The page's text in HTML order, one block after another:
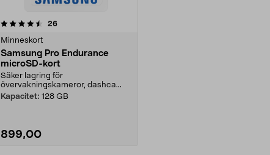
26recensioner
Minneskort
Samsung Pro Endurance
microSD-kort
Säker lagring för
övervakningskameror, dashca...
Kapacitet: 128 GB
899,00